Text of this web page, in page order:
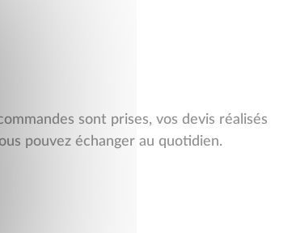
sont prises, vos devis réalisés
pouvez échanger au quotidien.